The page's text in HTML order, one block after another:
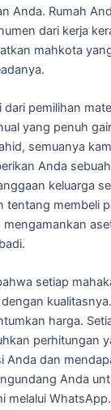
Anda. Rumah
dari kerja
mahkota
dari pemilihan
yang penuh
semuanya
Anda
keluarga
tentang membeli
setiap
harga.
perhitungan
Anda dan
Anda
melalui